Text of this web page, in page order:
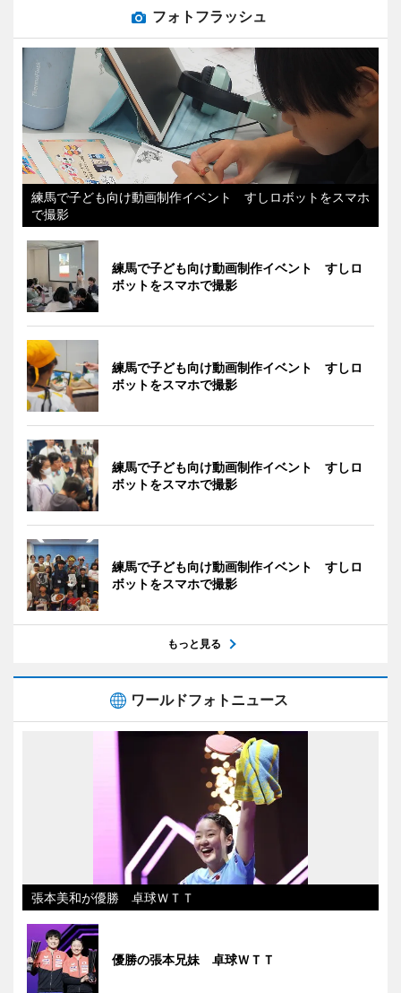
フォトフラッシュ
練馬で子ども向け動画制作イベント すしロボットをスマホ
で撮影
練馬で子ども向け動画制作イベント すしロ
ボットをスマホで撮影
練馬で子ども向け動画制作イベント すしロ
ボットをスマホで撮影
練馬で子ども向け動画制作イベント すしロ
ボットをスマホで撮影
練馬で子ども向け動画制作イベント すしロ
ボットをスマホで撮影
もっと見る
ワールドフォトニュース
張本美和が優勝 卓球ＷＴＴ
優勝の張本兄妹 卓球ＷＴＴ